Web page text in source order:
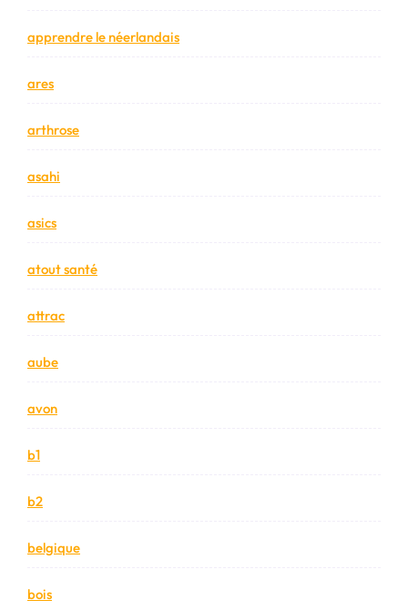
apprendre le néerlandais
ares
arthrose
asahi
asics
atout santé
attrac
aube
avon
b1
b2
belgique
bois